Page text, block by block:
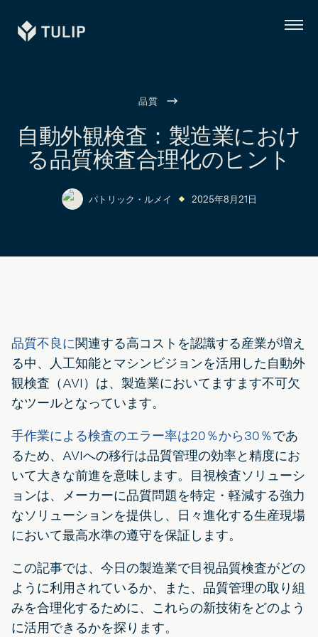
Tulip
メ
品質
自動外観検査：製造業におけ
る品質検査合理化のヒント
パトリック・ルメイ 2025年8月21日
品質不良に関連する高コストを認識する産業が増え
る中、人工知能とマシンビジョンを活用した自動外
観検査（AVI）は、製造業においてますます不可欠
なツールとなっています。
手作業による検査のエラー率は20％から30％であ
るため、AVIへの移行は品質管理の効率と精度にお
いて大きな前進を意味します。目視検査ソリューシ
ョンは、メーカーに品質問題を特定・軽減する強力
なソリューションを提供し、日々進化する生産現場
において最高水準の遵守を保証します。
この記事では、今日の製造業で目視品質検査がどの
ように利用されているか、また、品質管理の取り組
みを合理化するために、これらの新技術をどのよう
に活用できるかを探ります。